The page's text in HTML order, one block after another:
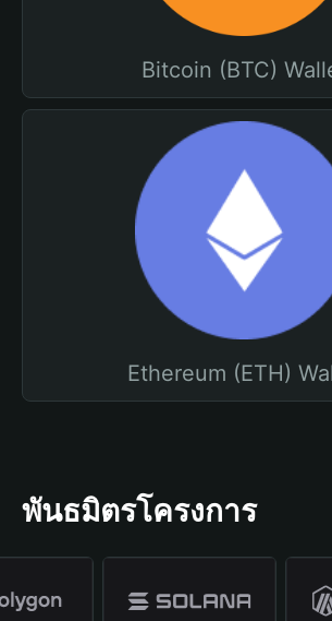
Bitcoin (BTC)
Ethereum (ETH)
พันธมิตรโครงการ